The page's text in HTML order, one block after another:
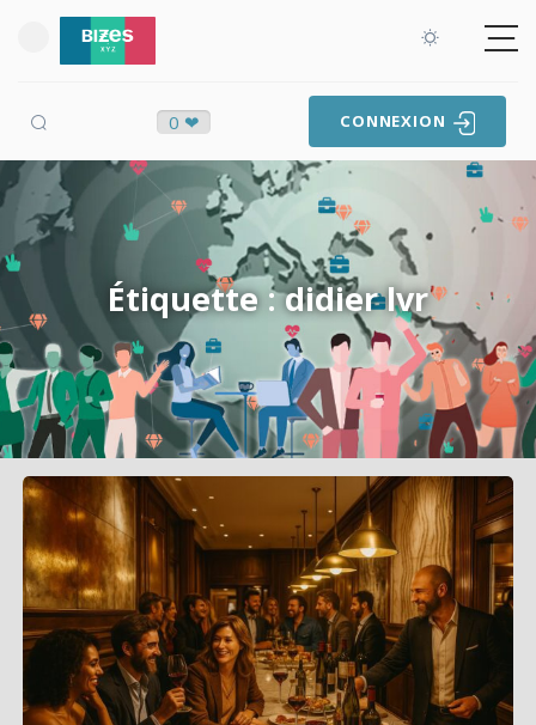
0 ❤ CONNEXION
Étiquette : didier lvr